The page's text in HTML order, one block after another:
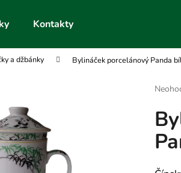
Kontakty
a džbánky Bylináček porcelánový Panda
je
0,0
z
najít?